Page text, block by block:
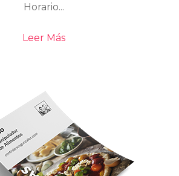
Horario...
Leer Más